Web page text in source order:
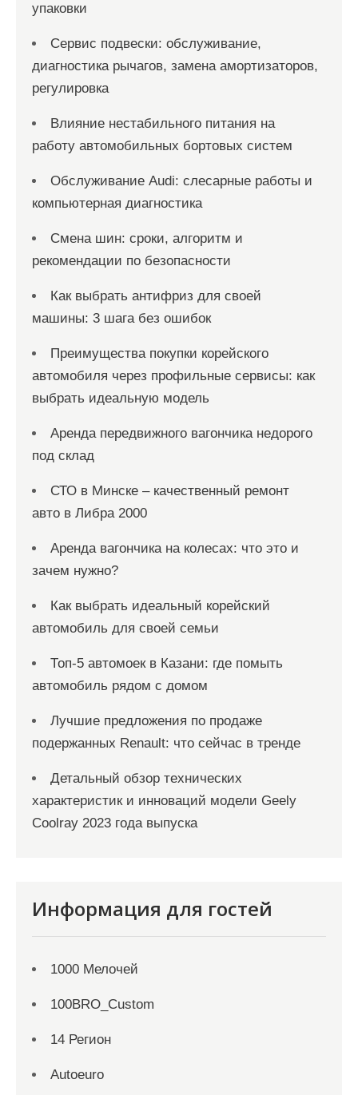
упаковки
Сервис подвески: обслуживание,
диагностика рычагов, замена амортизаторов,
регулировка
Влияние нестабильного питания на
работу автомобильных бортовых систем
Обслуживание Audi: слесарные работы и
компьютерная диагностика
Смена шин: сроки, алгоритм и
рекомендации по безопасности
Как выбрать антифриз для своей
машины: 3 шага без ошибок
Преимущества покупки корейского
автомобиля через профильные сервисы: как
выбрать идеальную модель
Аренда передвижного вагончика недорого
под склад
СТО в Минске – качественный ремонт
авто в Либра 2000
Аренда вагончика на колесах: что это и
зачем нужно?
Как выбрать идеальный корейский
автомобиль для своей семьи
Топ-5 автомоек в Казани: где помыть
автомобиль рядом с домом
Лучшие предложения по продаже
подержанных Renault: что сейчас в тренде
Детальный обзор технических
характеристик и инноваций модели Geely
Coolray 2023 года выпуска
Информация для гостей
1000 Мелочей
100BRO_Custom
14 Регион
Autoeuro